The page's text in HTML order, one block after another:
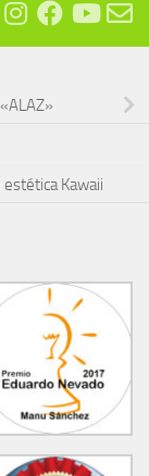
Kawaii